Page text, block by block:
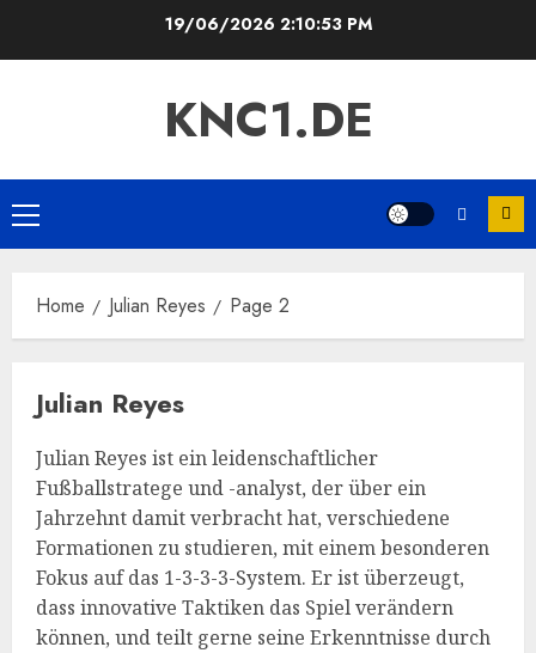
19/06/2026 2:10:54 PM
KNC1.DE
Primary
Menu
Home Julian Reyes Page 2
Julian Reyes
Julian Reyes ist ein leidenschaftlicher
Fußballstratege und -analyst, der über ein
Jahrzehnt damit verbracht hat, verschiedene
Formationen zu studieren, mit einem besonderen
Fokus auf das 1-3-3-3-System. Er ist überzeugt,
dass innovative Taktiken das Spiel verändern
können, und teilt gerne seine Erkenntnisse durch